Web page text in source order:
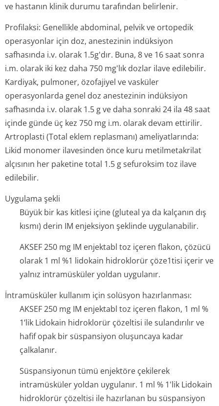
ve hastanın klinik durumu tarafından belirlenir.
Profilaksi: Genellikle abdominal, pelvik ve ortopedik
operasyonlar için doz, anestezinin indüksiyon
safhasında i.v. olarak 1.5g'dır. Buna, 8 ve 16 saat sonra
i.m. olarak iki kez daha 750 mg'lık dozlar ilave edilebilir.
Kardiyak, pulmoner, özofajiyel ve vasküler
operasyonlarda genel doz anestezinin indüksiyon
safhasında i.v. olarak 1.5 g ve daha sonraki 24 ila 48 saat
içinde günde üç kez 750 mg i.m. olarak devam ettirilir.
Artroplasti (Total eklem replasmanı) ameliyatlarında:
Likid monomer ilavesinden önce kuru metilmetakrilat
alçısının her paketine total 1.5 g sefuroksim toz ilave
edilebilir.
Uygulama şekli
Büyük bir kas kitlesi içine (gluteal ya da kalçanın dış
kısmı) derin IM enjeksiyon şeklinde uygulanabilir.
AKSEF 250 mg IM enjektabl toz içeren flakon, çözücü
olarak 1 ml %1 lidokain hidroklorür çöze1tisi içerir ve
yalnız intramüsküler yoldan uygulanır.
İntramüsküler kullanım için solüsyon hazırlanması:
AKSEF 250 mg IM enjektabl toz içeren flakon, 1 ml %
1’lik Lidokain hidroklorür çözeltisi ile sulandırılır ve
hafif opak bir süspansiyon oluşuncaya kadar
çalkalanır.
Süspansiyonun tümü enjektöre çekilerek
intramüsküler yoldan uygulanır. 1 ml % 1'lik Lidokain
hidroklorür çözeltisi ile hazırlanan bu süspansiyon